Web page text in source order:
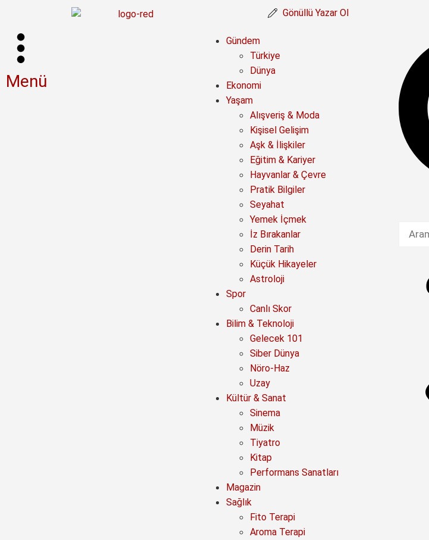
Gönüllü Yazar Ol
Menü
Gündem
Türkiye
Dünya
Ekonomi
Yaşam
Alışveriş & Moda
Kişisel Gelişim
Aşk & İlişkiler
Eğitim & Kariyer
Hayvanlar & Çevre
Pratik Bilgiler
Seyahat
Yemek İçmek
İz Bırakanlar
Derin Tarih
Küçük Hikayeler
Astroloji
Spor
Canlı Skor
Bilim & Teknoloji
Gelecek 101
Siber Dünya
Nöro-Haz
Uzay
Kültür & Sanat
Sinema
Müzik
Tiyatro
Kitap
Performans Sanatları
Magazin
Sağlık
Fito Terapi
Aroma Terapi